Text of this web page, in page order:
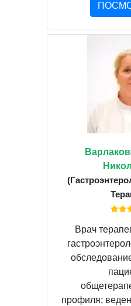
Врач
профиля;